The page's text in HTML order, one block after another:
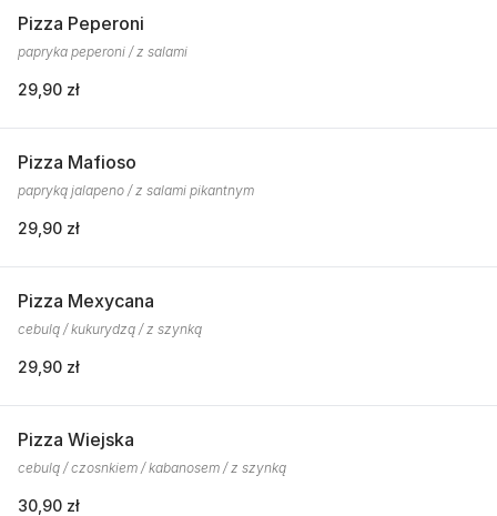
Pizza Peperoni
papryka peperoni / z salami
29,90 zł
Pizza Mafioso
papryką jalapeno / z salami pikantnym
29,90 zł
Pizza Mexycana
cebulą / kukurydzą / z szynką
29,90 zł
Pizza Wiejska
cebulą / czosnkiem / kabanosem / z szynką
30,90 zł